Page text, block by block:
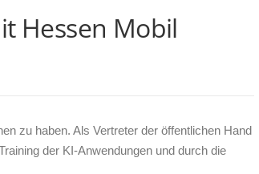
Hessen Mobil
zu haben. Als Vertreter der öffentlichen Hand
der KI-Anwendungen und durch die